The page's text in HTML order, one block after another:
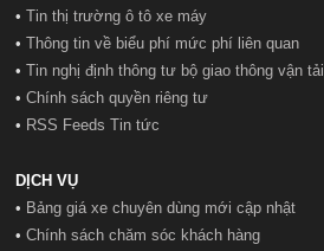
•Tin thị trường ô tô xe máy
•Thông tin về biểu phí mức phí liên quan
•Tin nghị định thông tư bộ giao thông vận tải
•Chính sách quyền riêng tư
• RSS Feeds Tin tức
DỊCH VỤ
• Bảng giá xe chuyên dùng mới cập nhật
•Chính sách chăm sóc khách hàng